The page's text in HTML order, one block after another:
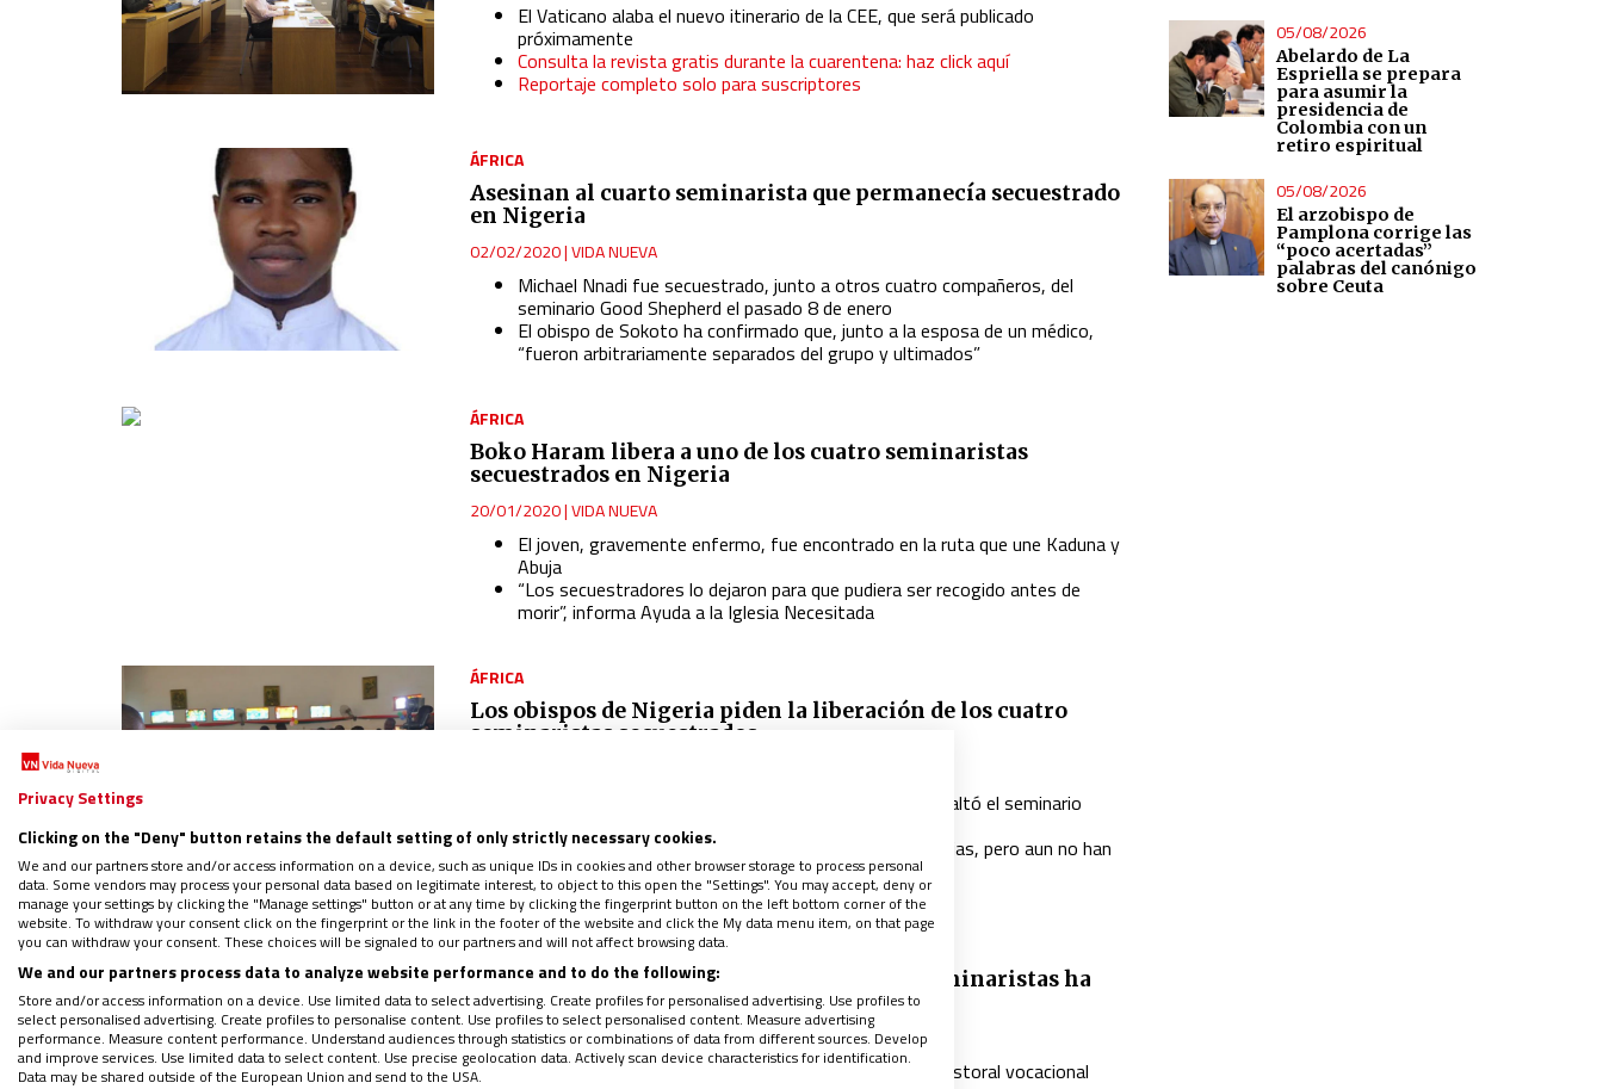
El Vaticano alaba el nuevo itinerario de la CEE, que será publicado
próximamente
Consulta la revista gratis durante la cuarentena: haz click aquí
Reportaje completo solo para suscriptores
ÁFRICA
Asesinan al cuarto seminarista que permanecía secuestrado
en Nigeria
02/02/2020|VIDA NUEVA
Michael Nnadi fue secuestrado, junto a otros cuatro compañeros, del
seminario Good Shepherd el pasado 8 de enero
El obispo de Sokoto ha confirmado que, junto a la esposa de un médico,
“fueron arbitrariamente separados del grupo y ultimados”
ÁFRICA
Boko Haram libera a uno de los cuatro seminaristas
secuestrados en Nigeria
20/01/2020|VIDA NUEVA
El joven, gravemente enfermo, fue encontrado en la ruta que une Kaduna y
Abuja
“Los secuestradores lo dejaron para que pudiera ser recogido antes de
morir”, informa Ayuda a la Iglesia Necesitada
ÁFRICA
Los obispos de Nigeria piden la liberación de los cuatro
seminaristas secuestrados
El pasado miércoles un grupo de hombres armados asaltó el seminario
católico Good Shepherd
Los captores se han puesto en contacto con las familias, pero aun no han
pedido ningún rescate
ESPAÑA
Sergio Requena: “La media de edad de los seminaristas ha
aumentado”
02/01/2020|RUBÉN CRUZ
El director de Seminarios de la CEE reconoce que “la pastoral vocacional
05/08/2026
Abelardo de La
Espriella se prepara
para asumir la
presidencia de
Colombia con un
retiro espiritual
05/08/2026
El arzobispo de
Pamplona corrige las
“poco acertadas”
palabras del canónigo
sobre Ceuta
Privacy Settings
Clicking on the "Deny" button retains the default setting of only strictly necessary cookies.
We and our partners store and/or access information on a device, such as unique IDs in cookies and other browser storage to process personal
data. Some vendors may process your personal data based on legitimate interest, to object to this open the "Settings". You may accept, deny or
manage your settings by clicking the "Manage settings" button or at any time by clicking the fingerprint button on the left bottom corner of the
website. To withdraw your consent click on the fingerprint or the link in the footer of the website and click the My data menu item, on that page
you can withdraw your consent. These choices will be signaled to our partners and will not affect browsing data.
We and our partners process data to analyze website performance and to do the following:
Store and/or access information on a device. Use limited data to select advertising. Create profiles for personalised advertising. Use profiles to
select personalised advertising. Create profiles to personalise content. Use profiles to select personalised content. Measure advertising
performance. Measure content performance. Understand audiences through statistics or combinations of data from different sources. Develop
and improve services. Use limited data to select content. Use precise geolocation data. Actively scan device characteristics for identification.
Data may be shared outside of the European Union and send to the USA.